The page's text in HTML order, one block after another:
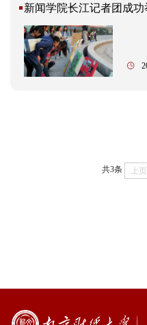
新闻学院长江记者团成功
共3条 上页